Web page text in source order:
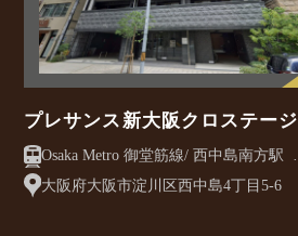
プレサンス新大阪クロステージ
Osaka Metro 御堂筋線/ 西中島南方駅 徒
歩3分
大阪府大阪市淀川区西中島4丁目5-6